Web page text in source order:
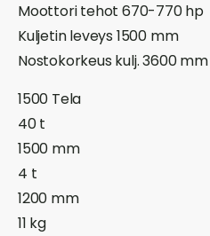
Moottori tehot 670-770 hp
Kuljetin leveys 1500 mm
Nostokorkeus kulj. 3600 mm
1500 Tela
40 t
1500 mm
4 t
1200 mm
11 kg